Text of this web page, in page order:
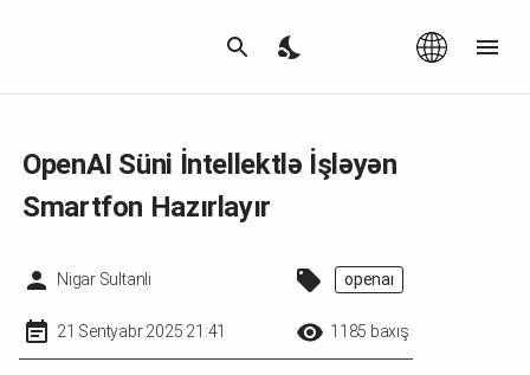
OpenAI Süni İntellektlə İşləyən
Smartfon Hazırlayır
Nigar Sultanli openai
21 Sentyabr 2025 21:41 1185 baxış